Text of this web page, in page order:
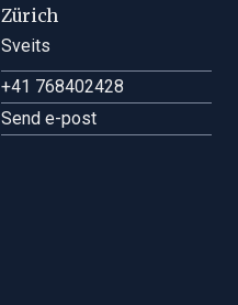
Zürich
Sveits
+41 768402428
Send e-post